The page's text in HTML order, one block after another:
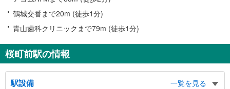
鶴城交番まで20m (徒歩1分)
青山歯科クリニックまで79m (徒歩1分)
桜町前駅の情報
駅設備
一覧を見る